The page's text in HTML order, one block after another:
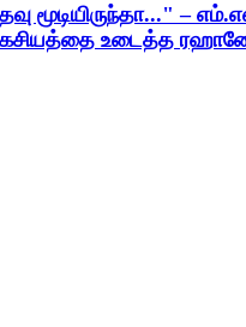
மூடியிருந்தா..." –
உடைத்த